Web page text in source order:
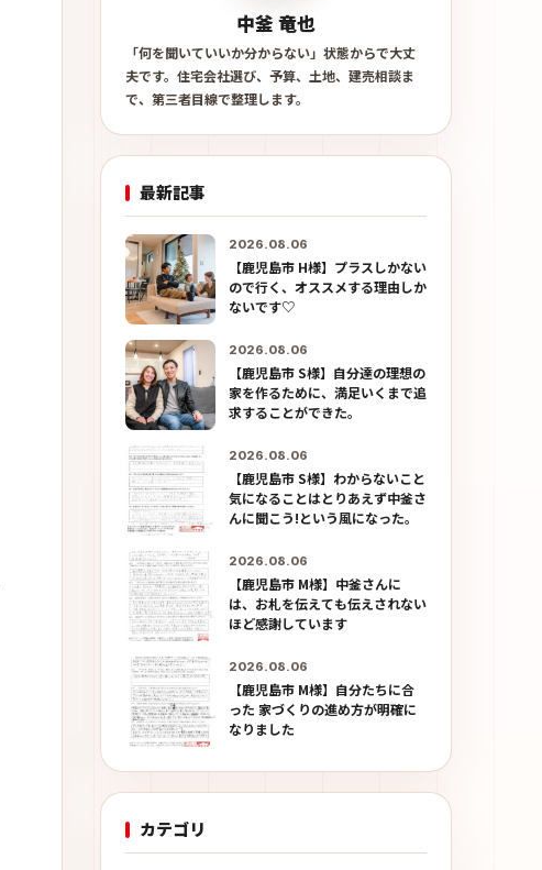
中釜 竜也
「何を聞いていいか分からない」状態からで大丈
夫です。住宅会社選び、予算、土地、建売相談ま
で、第三者目線で整理します。
最新記事
2026.08.06
【鹿児島市 H様】プラスしかない
ので行く、オススメする理由しか
ないです♡
2026.08.06
【鹿児島市 S様】自分達の理想の
家を作るために、満足いくまで追
求することができた。
2026.08.06
【鹿児島市 S様】わからないこと
気になることはとりあえず中釜さ
んに聞こう!という風になった。
2026.08.06
【鹿児島市 M様】中釜さんに
は、お札を伝えても伝えされない
ほど感謝しています
2026.08.06
【鹿児島市 M様】自分たちに合
った 家づくりの進め方が明確に
なりました
カテゴリ